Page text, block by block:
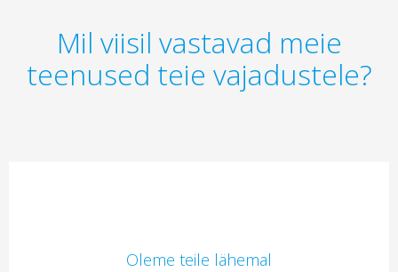
Mil viisil vastavad meie
teenused teie vajadustele?
Oleme teile lähemal